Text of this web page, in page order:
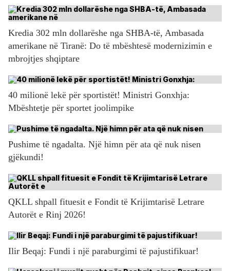
Kredia 302 mln dollarëshe nga SHBA-të, Ambasada
amerikane në Tiranë: Do të mbështesë modernizimin e
mbrojtjes shqiptare
40 milionë lekë për sportistët! Ministri Gonxhja:
Mbështetje për sportet joolimpike
Pushime të ngadalta. Një himn për ata që nuk nisen
gjëkundi!
QKLL shpall fituesit e Fondit të Krijimtarisë Letrare
Autorët e Rinj 2026!
Ilir Beqaj: Fundi i një paraburgimi të pajustifikuar!